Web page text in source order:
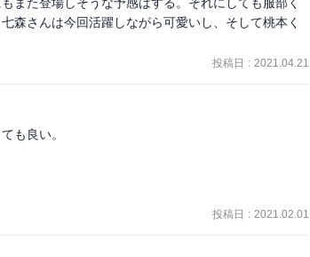
ぞう）さん七十四歳が山菜採りで足を痛め山を降り
せいぞう）さん六十八歳によると小松菜の先っぽば
によると大きな犬を襲って連れていったことを証言
じ込めた（と自分では言った）。
になることが多い特異点。
染症が広まることが増えている。ヒトの無責任さの
。野兎病、エボラ出血熱、カンガルー病など。ペッ
ならない人間は何かが欠落していると考えるべきで
ど、読んでいる時の臨場感は今作がダントツだっ
のは嬉しい。
森さんは今回活躍しながら可愛いし、そして桃本く
投稿日 : 2021.04.21
も良い。
投稿日 : 2021.02.01